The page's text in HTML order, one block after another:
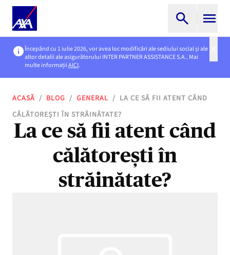
Începând cu 1 iulie 2026, vor avea loc modificări ale sediului social și ale
altor detalii ale asigurătorului INTER PARTNER ASSISTANCE S.A.. Mai
multe informațiiAICI.
ACASĂ / BLOG / GENERAL / LA CE SĂ FII ATENT CÂND
CĂLĂTOREȘTI ÎN STRĂINĂTATE?
La ce să fii atent când
călătorești în
străinătate?